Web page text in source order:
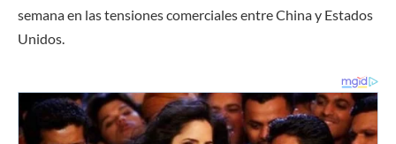
semana en las tensiones comerciales entre China y Estados
Unidos.